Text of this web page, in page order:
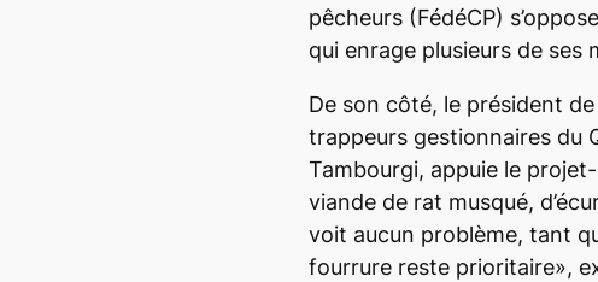
pêcheurs (FédéCP)
qui enrage plusieurs de ses
De son côté, le président
trappeurs gestionnaires du
Tambourgi, appuie le
viande de rat musqué,
voit aucun problème, tant
fourrure reste prioritaire»,